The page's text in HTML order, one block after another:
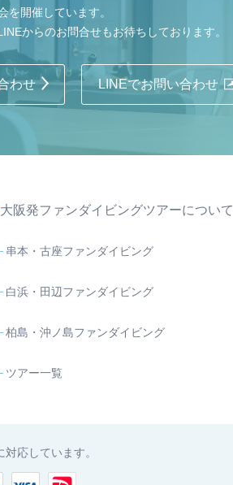
を開催しています。
からのお問合せもお待ちしております。
わせ LINEでお問い合わせ
大阪発ファンダイビングツアーについて
串本・古座ファンダイビング
白浜・田辺ファンダイビング
柏島・沖ノ島ファンダイビング
ツアー一覧
応しています。